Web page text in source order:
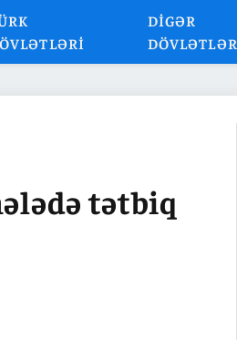
DIGƏR
DÖVLƏTLƏR
tətbiq